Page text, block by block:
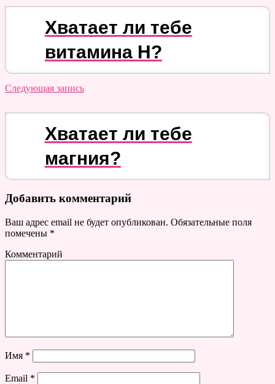
Хватает ли тебе
витамина H?
Следующая запись
Хватает ли тебе
магния?
Добавить комментарий
Ваш адрес email не будет опубликован. Обязательные поля
помечены *
Комментарий
Имя *
Email *